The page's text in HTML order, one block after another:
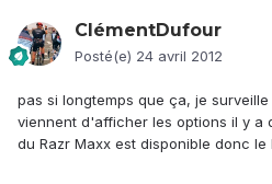
ClémentDufour
Posté(e) 24 avril 2012
pas si longtemps que ça, je
viennent d'afficher les options il y a
du Razr Maxx est disponible donc